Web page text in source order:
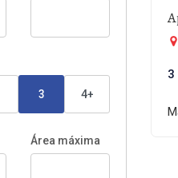
3 4+
Área máxima
3